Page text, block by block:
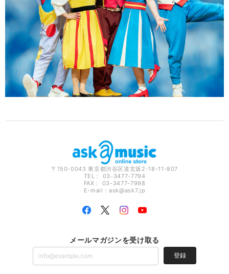
〒150-0043 東京都渋谷区道玄坂2-18-11-807
TEL： 03-3477-7794
FAX： 03-3477-7998
E-mail：ask@ask7.jp
メールマガジンを受け取る
登録